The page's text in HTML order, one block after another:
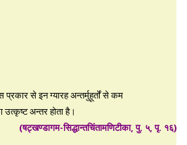
प्रकार से इन ग्यारह अन्तर्मुहूर्तों से कम
अन्तर होता है।
(षट्खण्डागम-सिद्धान्तचिंतामणिटीका, पु. ५, पृ. १६)